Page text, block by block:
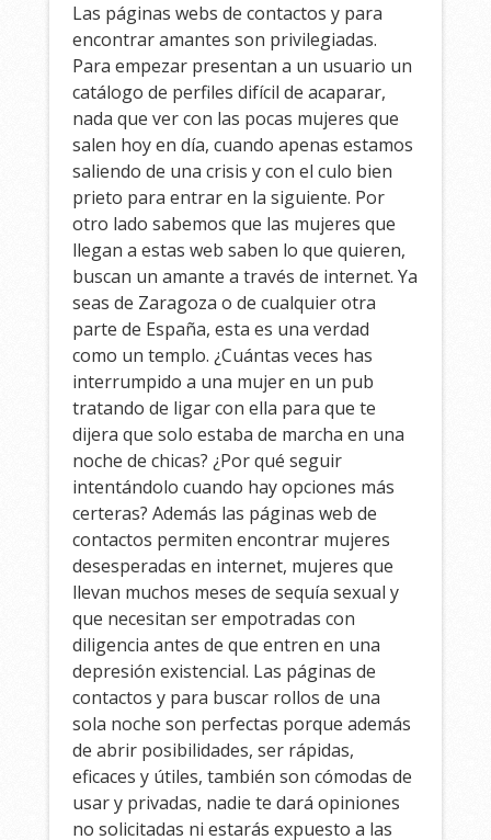
Las páginas webs de contactos y para
encontrar amantes son privilegiadas.
Para empezar presentan a un usuario un
catálogo de perfiles difícil de acaparar,
nada que ver con las pocas mujeres que
salen hoy en día, cuando apenas estamos
saliendo de una crisis y con el culo bien
prieto para entrar en la siguiente. Por
otro lado sabemos que las mujeres que
llegan a estas web saben lo que quieren,
buscan un amante a través de internet. Ya
seas de Zaragoza o de cualquier otra
parte de España, esta es una verdad
como un templo. ¿Cuántas veces has
interrumpido a una mujer en un pub
tratando de ligar con ella para que te
dijera que solo estaba de marcha en una
noche de chicas? ¿Por qué seguir
intentándolo cuando hay opciones más
certeras? Además las páginas web de
contactos permiten encontrar mujeres
desesperadas en internet, mujeres que
llevan muchos meses de sequía sexual y
que necesitan ser empotradas con
diligencia antes de que entren en una
depresión existencial. Las páginas de
contactos y para buscar rollos de una
sola noche son perfectas porque además
de abrir posibilidades, ser rápidas,
eficaces y útiles, también son cómodas de
usar y privadas, nadie te dará opiniones
no solicitadas ni estarás expuesto a las